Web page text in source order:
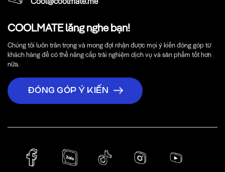
Cool@coolmate.me
COOLMATE lắng nghe bạn!
Chúng tôi luôn trân trọng và mong đợi nhận được mọi ý kiến đóng góp từ
khách hàng để có thể nâng cấp trải nghiệm dịch vụ và sản phẩm tốt hơn
nữa.
ĐÓNG GÓP Ý KIẾN